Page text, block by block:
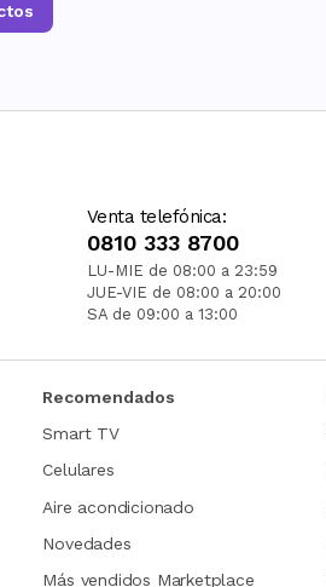
Venta telefónica:
0810 333 8700
LU-MIE de 08:00 a 23:59
JUE-VIE de 08:00 a 20:00
SA de 09:00 a 13:00
Recomendados
Smart TV
Celulares
Aire acondicionado
Novedades
Más vendidos Marketplace